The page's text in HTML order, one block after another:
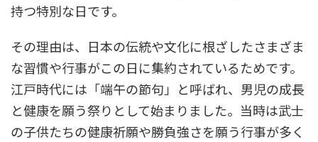
持つ特別な日です。
その理由は、日本の伝統や文化に根ざしたさまざま
な習慣や行事がこの日に集約されているためです。
江戸時代には「端午の節句」と呼ばれ、男児の成長
と健康を願う祭りとして始まりました。当時は武士
の子供たちの健康祈願や勝負強さを願う行事が多く